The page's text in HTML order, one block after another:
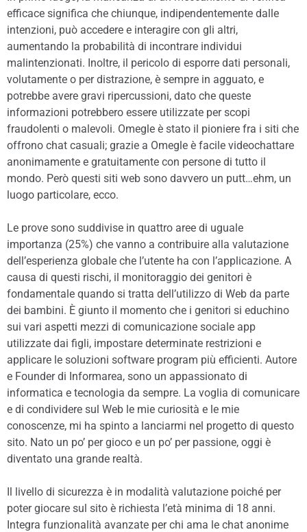
efficace significa che chiunque, indipendentemente dalle
intenzioni, può accedere e interagire con gli altri,
aumentando la probabilità di incontrare individui
malintenzionati. Inoltre, il pericolo di esporre dati personali,
volutamente o per distrazione, è sempre in agguato, e
potrebbe avere gravi ripercussioni, dato che queste
informazioni potrebbero essere utilizzate per scopi
fraudolenti o malevoli. Omegle è stato il pioniere fra i siti che
offrono chat casuali; grazie a Omegle è facile videochattare
anonimamente e gratuitamente con persone di tutto il
mondo. Però questi siti web sono davvero un putt…ehm, un
luogo particolare, ecco.
Le prove sono suddivise in quattro aree di uguale
importanza (25%) che vanno a contribuire alla valutazione
dell’esperienza globale che l’utente ha con l’applicazione. A
causa di questi rischi, il monitoraggio dei genitori è
fondamentale quando si tratta dell’utilizzo di Web da parte
dei bambini. È giunto il momento che i genitori si educhino
sui vari aspetti mezzi di comunicazione sociale app
utilizzate dai figli, impostare determinate restrizioni e
applicare le soluzioni software program più efficienti. Autore
e Founder di Informarea, sono un appassionato di
informatica e tecnologia da sempre. La voglia di comunicare
e di condividere sul Web le mie curiosità e le mie
conoscenze, mi ha spinto a lanciarmi nel progetto di questo
sito. Nato un po’ per gioco e un po’ per passione, oggi è
diventato una grande realtà.
Il livello di sicurezza è in modalità valutazione poiché per
poter giocare sul sito è richiesta l’età minima di 18 anni.
Integra funzionalità avanzate per chi ama le chat anonime